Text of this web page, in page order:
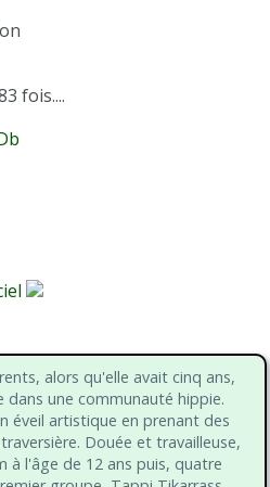
fois....
alors qu'elle avait cinq ans,
dans une communauté hippie.
éveil artistique en prenant des
Douée et travailleuse,
à l'âge de 12 ans puis, quatre